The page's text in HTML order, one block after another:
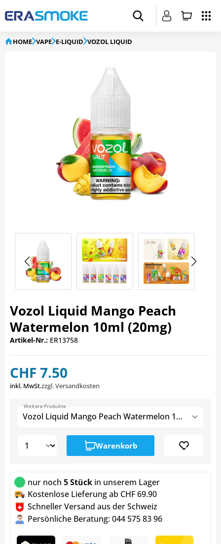
HOME VAPE E-LIQUID VOZOL LIQUID
Vozol Liquid Mango Peach
Watermelon 10ml (20mg)
Artikel-Nr.: ER13758
CHF 7.50
inkl. MwSt.zzgl. Versandkosten
Vozol Liquid Mango Peach Watermelon 10ml (20mg)
Weitere Produkte
Warenkorb
nur noch 5 Stück in unserem Lager
Kostenlose Lieferung ab CHF 69.90
Schneller Versand aus der Schweiz
Persönliche Beratung: 044 575 83 96